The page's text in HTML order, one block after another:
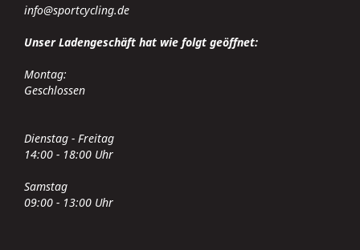
info@sportcycling.de
Unser Ladengeschäft hat wie folgt geöffnet:
Montag:
Geschlossen
Dienstag - Freitag
14:00 - 18:00 Uhr
Samstag
09:00 - 13:00 Uhr